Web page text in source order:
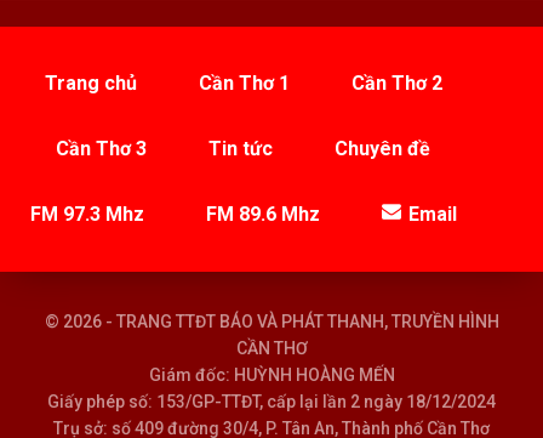
Trang chủ Cần Thơ 1 Cần Thơ 2
Cần Thơ 3 Tin tức Chuyên đề
FM 97.3 Mhz FM 89.6 Mhz Email
© 2026 - TRANG TTĐT BÁO VÀ PHÁT THANH, TRUYỀN HÌNH
CẦN THƠ
Giám đốc: HUỲNH HOÀNG MẾN
Giấy phép số: 153/GP-TTĐT, cấp lại lần 2 ngày 18/12/2024
Trụ sở: số 409 đường 30/4, P. Tân An, Thành phố Cần Thơ